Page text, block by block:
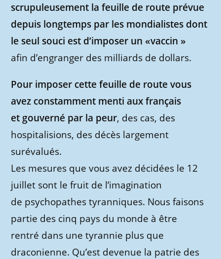
scrupuleusement la feuille de route prévue
depuis longtemps par les mondialistes dont
le seul souci est d’imposer un «vaccin »
afin d’engranger des milliards de dollars.
Pour imposer cette feuille de route vous
avez constamment menti aux français
et gouverné par la peur, des cas, des
hospitalisions, des décès largement
surévalués.
Les mesures que vous avez décidées le 12
juillet sont le fruit de l’imagination
de psychopathes tyranniques. Nous faisons
partie des cinq pays du monde à être
rentré dans une tyrannie plus que
draconienne. Qu’est devenue la patrie des